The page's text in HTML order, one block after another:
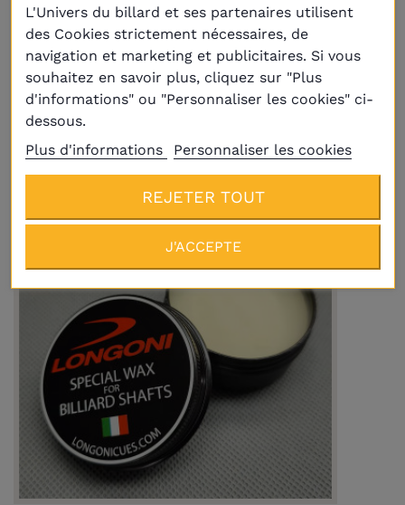
Crème nettoyante pour queue Original
Billiard Protector 50ml
6,10 €
L'Univers du billard et ses partenaires utilisent
des Cookies strictement nécessaires, de
navigation et marketing et publicitaires. Si vous
souhaitez en savoir plus, cliquez sur "Plus
d'informations" ou "Personnaliser les cookies" ci-
dessous.
Plus d'informations
Personnaliser les cookies
REJETER TOUT
J'ACCEPTE